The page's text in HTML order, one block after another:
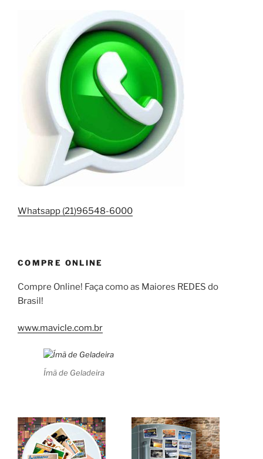
Whatsapp (21)96548-6000
COMPRE ONLINE
Compre Online! Faça como as Maiores REDES do
Brasil!
www.mavicle.com.br
Ímã de Geladeira